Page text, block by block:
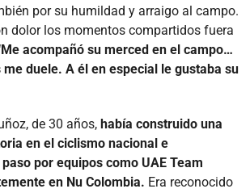
por su humildad y arraigo al campo.
dolor los momentos compartidos fuera
acompañó su merced en el campo…
duele. A él en especial le gustaba su
de 30 años, había construido una
en el ciclismo nacional e
por equipos como UAE Team
en Nu Colombia. Era reconocido